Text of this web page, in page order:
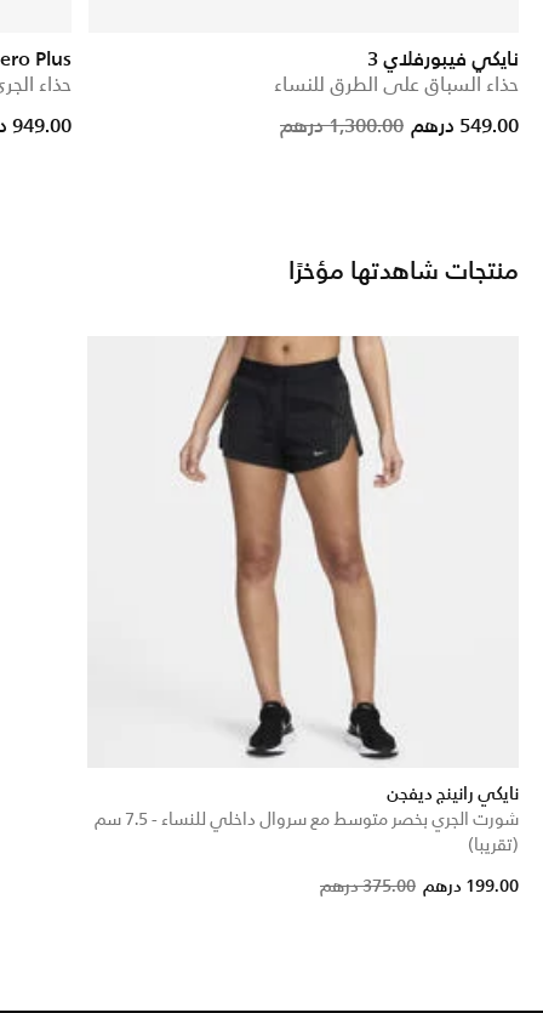
نايكي فيبورفلاي 3
حذاء السباق على الطرق للنساء
Price reduced 1,300.00 درهم to 549.00 درهم
Plus
حذاء
949.00 درهم
منتجات شاهدتها مؤخرًا
نايكي رانينج ديفجن
شورت الجري بخصر متوسط مع سروال داخلي للنساء - 7.5 سم
(تقريبا)
Price reduced from
375.00 درهم 199.00 درهم